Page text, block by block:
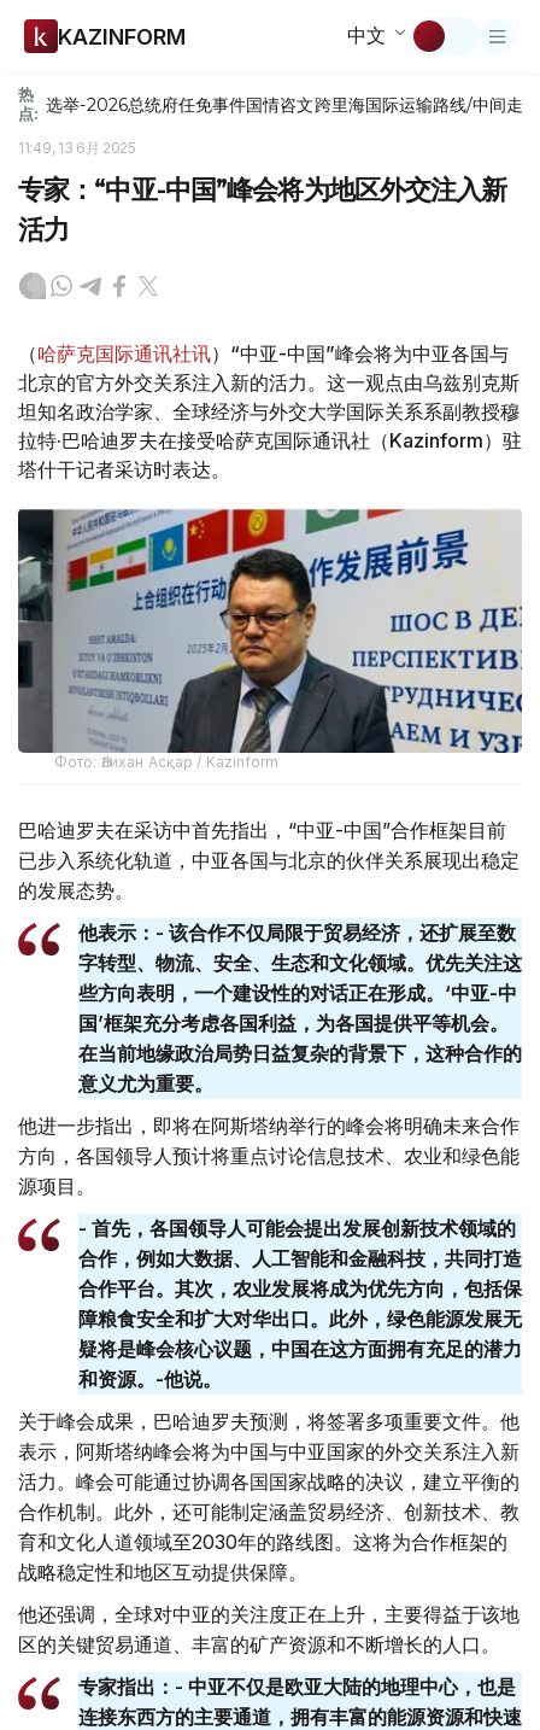
KAZINFORM 中文
热
点: 选举-2026总统府任免事件国情咨文跨里海国际运输路线/中间走廊
11:49, 13 6月 2025
专家：“中亚-中国”峰会将为地区外交注入新
活力
（哈萨克国际通讯社讯）“中亚-中国”峰会将为中亚各国与
北京的官方外交关系注入新的活力。这一观点由乌兹别克斯
坦知名政治学家、全球经济与外交大学国际关系系副教授穆
拉特·巴哈迪罗夫在接受哈萨克国际通讯社（Kazinform）驻
塔什干记者采访时表达。
Фото: Әлихан Асқар / Kazinform
巴哈迪罗夫在采访中首先指出，“中亚-中国”合作框架目前
已步入系统化轨道，中亚各国与北京的伙伴关系展现出稳定
的发展态势。
他表示：- 该合作不仅局限于贸易经济，还扩展至数
字转型、物流、安全、生态和文化领域。优先关注这
些方向表明，一个建设性的对话正在形成。‘中亚-中
国’框架充分考虑各国利益，为各国提供平等机会。
在当前地缘政治局势日益复杂的背景下，这种合作的
意义尤为重要。
他进一步指出，即将在阿斯塔纳举行的峰会将明确未来合作
方向，各国领导人预计将重点讨论信息技术、农业和绿色能
源项目。
- 首先，各国领导人可能会提出发展创新技术领域的
合作，例如大数据、人工智能和金融科技，共同打造
合作平台。其次，农业发展将成为优先方向，包括保
障粮食安全和扩大对华出口。此外，绿色能源发展无
疑将是峰会核心议题，中国在这方面拥有充足的潜力
和资源。-他说。
关于峰会成果，巴哈迪罗夫预测，将签署多项重要文件。他
表示，阿斯塔纳峰会将为中国与中亚国家的外交关系注入新
活力。峰会可能通过协调各国国家战略的决议，建立平衡的
合作机制。此外，还可能制定涵盖贸易经济、创新技术、教
育和文化人道领域至2030年的路线图。这将为合作框架的
战略稳定性和地区互动提供保障。
他还强调，全球对中亚的关注度正在上升，主要得益于该地
区的关键贸易通道、丰富的矿产资源和不断增长的人口。
专家指出：- 中亚不仅是欧亚大陆的地理中心，也是
连接东西方的主要通道，拥有丰富的能源资源和快速